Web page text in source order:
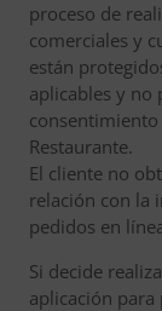
proceso de
comerciales y
están
aplicables y no
Restaurante.
El cliente no
relación con la
pedidos en
Si decide
aplicación